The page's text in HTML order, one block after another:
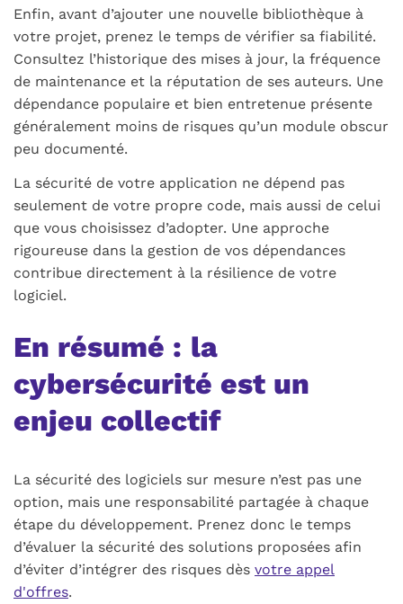
Enfin, avant d’ajouter une nouvelle bibliothèque à
votre projet, prenez le temps de vérifier sa fiabilité.
Consultez l’historique des mises à jour, la fréquence
de maintenance et la réputation de ses auteurs. Une
dépendance populaire et bien entretenue présente
généralement moins de risques qu’un module obscur
peu documenté.
La sécurité de votre application ne dépend pas
seulement de votre propre code, mais aussi de celui
que vous choisissez d’adopter. Une approche
rigoureuse dans la gestion de vos dépendances
contribue directement à la résilience de votre
logiciel.
En résumé : la
cybersécurité est un
enjeu collectif
La sécurité des logiciels sur mesure n’est pas une
option, mais une responsabilité partagée à chaque
étape du développement. Prenez donc le temps
d’évaluer la sécurité des solutions proposées afin
d’éviter d’intégrer des risques dès votre appel
d'offres.